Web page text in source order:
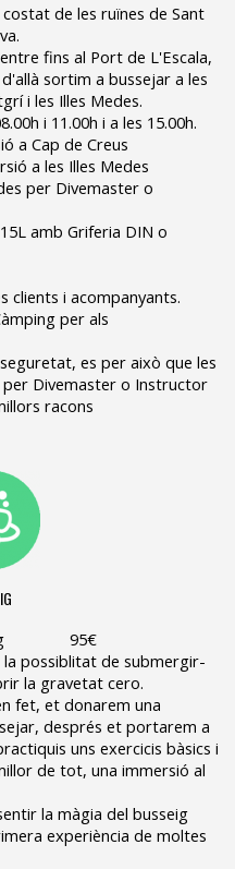
de les ruïnes de Sant
fins al Port de L'Escala,
sortim a bussejar a les
i les Illes Medes.
i 11.00h i a les 15.00h.
a Cap de Creus
a les Illes Medes
per Divemaster o
amb Griferia DIN o
clients i acompanyants.
per als
es per això que les
Divemaster o Instructor
racons
95€
possiblitat de submergir-
la gravetat cero.
fet, et donarem una
després et portarem a
uns exercicis bàsics i
de tot, una immersió al
la màgia del busseig
experiència de moltes